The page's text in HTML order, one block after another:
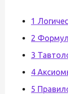
1
2
3
4
5